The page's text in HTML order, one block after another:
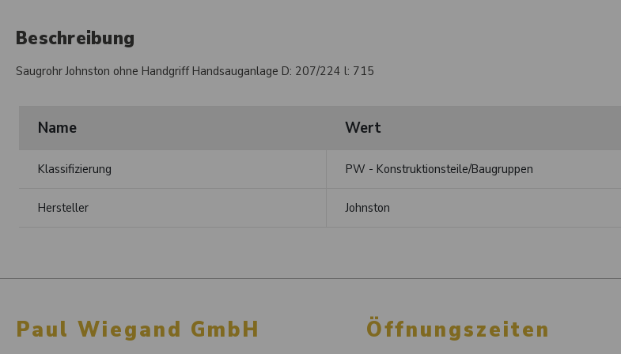
Beschreibung
Saugrohr Johnston ohne Handgriff Handsauganlage D: 207/224 l: 715
Name Wert
Klassifizierung PW - Konstruktionsteile/Baugruppen
Hersteller Johnston
Paul Wiegand GmbH Öffnungszeiten